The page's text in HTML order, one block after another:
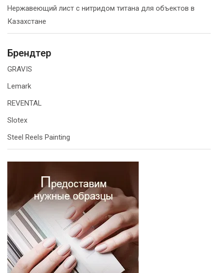
Нержавеющий лист с нитридом титана для объектов в
Казахстане
Брендтер
GRAVIS
Lemark
REVENTAL
Slotex
Steel Reels Painting